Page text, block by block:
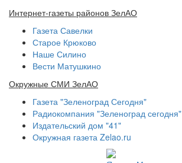
Интернет-газеты районов ЗелАО
Газета Савелки
Старое Крюково
Наше Силино
Вести Матушкино
Окружные СМИ ЗелАО
Газета "Зеленоград Сегодня"
Радиокомпания "Зеленоград сегодня"
Издательский дом "41"
Окружная газета Zelao.ru